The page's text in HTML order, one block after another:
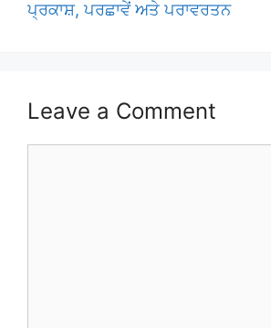
ਪ੍ਰਕਾਸ਼, ਪਰਛਾਵੇਂ ਅਤੇ ਪਰਾਵਰਤਨ
Leave a Comment